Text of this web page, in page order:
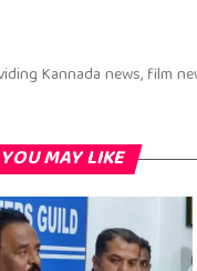
Kannada news, film
YOU MAY LIKE